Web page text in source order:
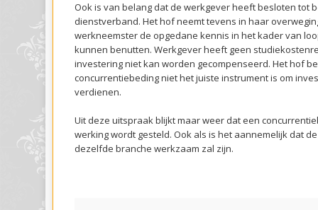
Ook is van belang dat de werkgever heeft besloten tot
dienstverband. Het hof neemt tevens in haar
werkneemster de opgedane kennis in het kader van
kunnen benutten. Werkgever heeft geen
investering niet kan worden gecompenseerd. Het hof
concurrentiebeding niet het juiste instrument is om
verdienen.
Uit deze uitspraak blijkt maar weer dat een
werking wordt gesteld. Ook als is het aannemelijk dat
dezelfde branche werkzaam zal zijn.